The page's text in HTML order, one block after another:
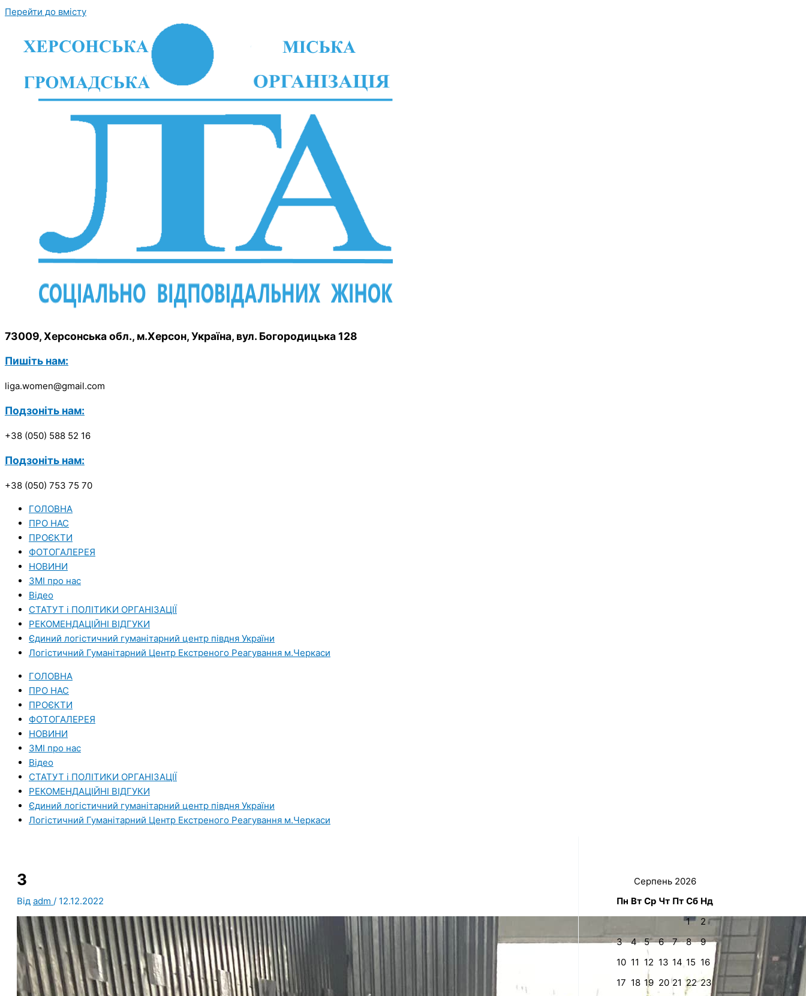
Перейти до вмісту
73009, Херсонська обл., м.Херсон, Україна, вул. Богородицька 128
Пишіть нам:
liga.women@gmail.com
Подзоніть нам:
+38 (050) 588 52 16
Подзоніть нам:
+38 (050) 753 75 70
ГОЛОВНА
ПРО НАС
ПРОЄКТИ
ФОТОГАЛЕРЕЯ
НОВИНИ
ЗМI про нас
Вiдео
СТАТУТ і ПОЛІТИКИ ОРГАНІЗАЦІЇ
РЕКОМЕНДАЦІЙНІ ВІДГУКИ
Єдиний логістичний гуманітарний центр півдня України
Логістичний Гуманітарний Центр Екстреного Реагування м.Черкаси
ГОЛОВНА
ПРО НАС
ПРОЄКТИ
ФОТОГАЛЕРЕЯ
НОВИНИ
ЗМI про нас
Вiдео
СТАТУТ і ПОЛІТИКИ ОРГАНІЗАЦІЇ
РЕКОМЕНДАЦІЙНІ ВІДГУКИ
Єдиний логістичний гуманітарний центр півдня України
Логістичний Гуманітарний Центр Екстреного Реагування м.Черкаси
3
Від adm / 12.12.2022
Серпень 2026
Пн Вт Ср Чт Пт Сб Нд
1
2
3
4 5 6 7 8
9
10 11 12 13 14 15 16
17 18 19 20 21 22 23